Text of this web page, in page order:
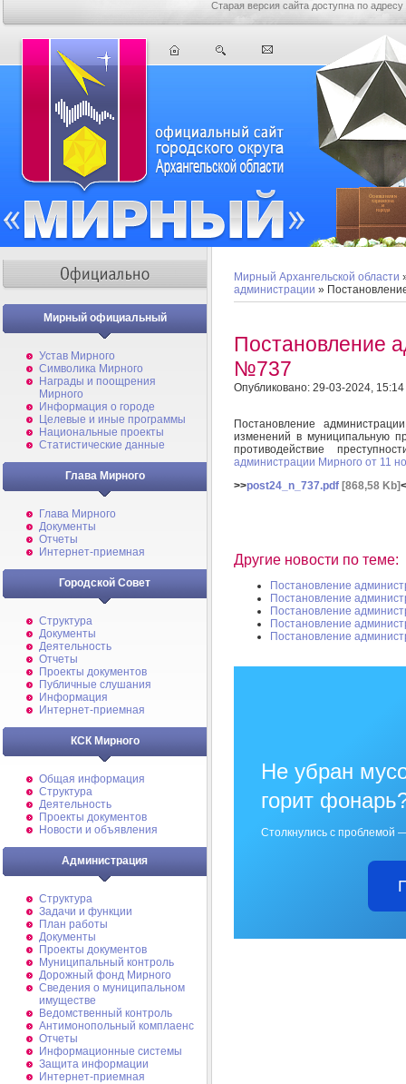
Старая версия сайта доступна по адресу
Мирный официальный
Устав Мирного
Символика Мирного
Награды и поощрения
Мирного
Информация о городе
Целевые и иные программы
Национальные проекты
Статистические данные
Глава Мирного
Глава Мирного
Документы
Отчеты
Интернет-приемная
Городской Совет
Структура
Документы
Деятельность
Отчеты
Проекты документов
Публичные слушания
Информация
Интернет-приемная
КСК Мирного
Общая информация
Структура
Деятельность
Проекты документов
Новости и объявления
Администрация
Структура
Задачи и функции
План работы
Документы
Проекты документов
Муниципальный контроль
Дорожный фонд Мирного
Cведения о муниципальном
имуществе
Ведомственный контроль
Антимонопольный комплаенс
Отчеты
Информационные системы
Защита информации
Интернет-приемная
Мирный Архангельской области
администрации »
Постановление
№737
Опубликовано: 29-03-2024, 15:14
Постановление
изменений в муниципальную
противодействие
администрации Мирного от 11
>>post24_n_737.pdf [868,58 Kb]
Другие новости по теме:
Постановление
Постановление
Постановление
Постановление
Постановление
Не убран
горит
Столкнулись с проблемой